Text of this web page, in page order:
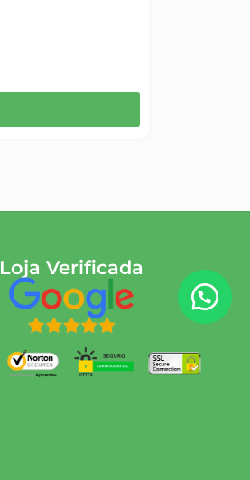
Loja Verificada